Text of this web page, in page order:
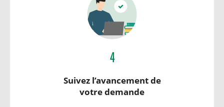
4
Suivez l’avancement de
votre demande